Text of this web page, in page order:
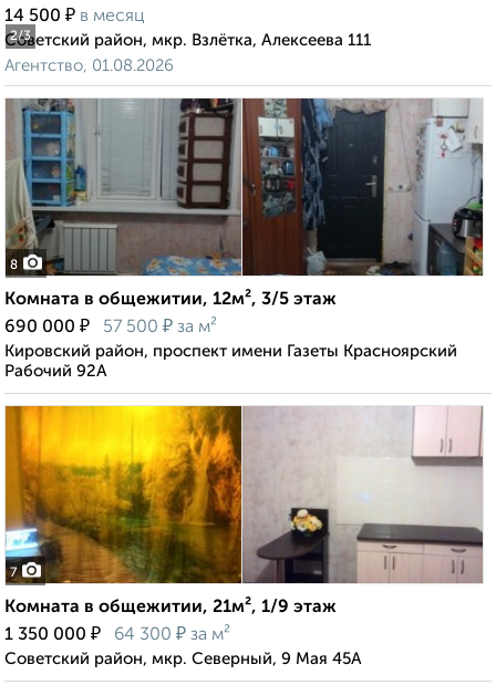
2/3
14 500 ₽ в месяц
Советский район, мкр. Взлётка, Алексеева 111
Агентство, 01.08.2026
8
Комната в общежитии, 12м², 3/5 этаж
690 000 ₽ 57 500 ₽ за м²
Кировский район, проспект имени Газеты Красноярский
Рабочий 92А
7
Комната в общежитии, 21м², 1/9 этаж
1 350 000 ₽ 64 300 ₽ за м²
Советский район, мкр. Северный, 9 Мая 45А